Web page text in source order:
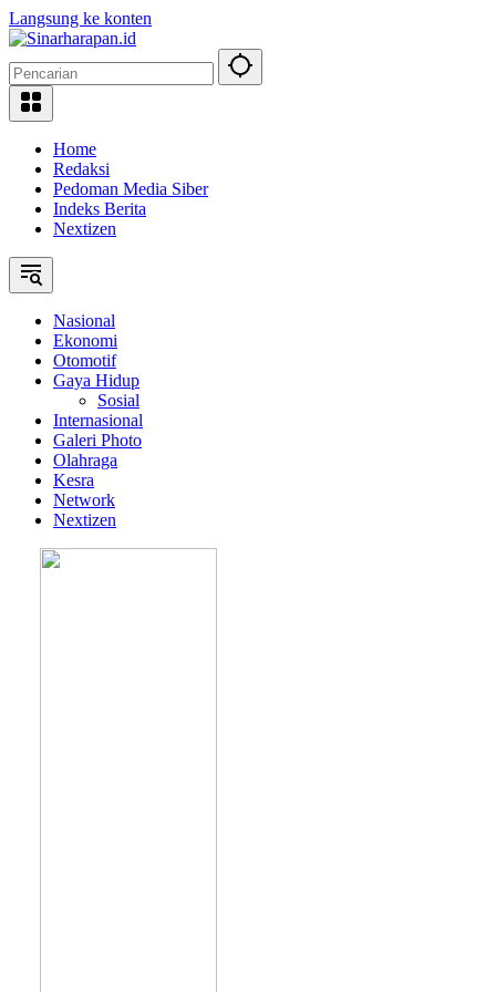
Langsung ke konten
Home
Redaksi
Pedoman Media Siber
Indeks Berita
Nextizen
Nasional
Ekonomi
Otomotif
Gaya Hidup
Sosial
Internasional
Galeri Photo
Olahraga
Kesra
Network
Nextizen